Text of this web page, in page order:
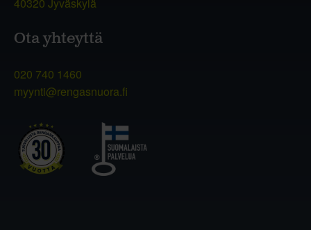
Ota yhteyttä
020 740 1460
myynti@rengasnuora.fi